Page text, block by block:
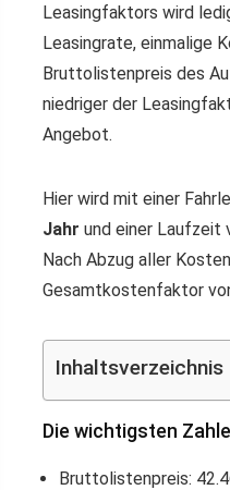
Leasingfaktors wird
Leasingrate, einmalige
Bruttolistenpreis des
niedriger der
Angebot.
Hier wird mit einer
Jahr und einer Laufzeit
Nach Abzug aller
Gesamtkostenfaktor
Inhaltsverzeichnis
Die wichtigsten
Bruttolistenpreis: